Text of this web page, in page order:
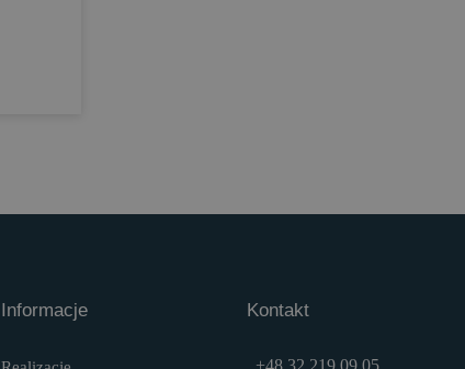
Informacje Kontakt
+48 32 219 09 05